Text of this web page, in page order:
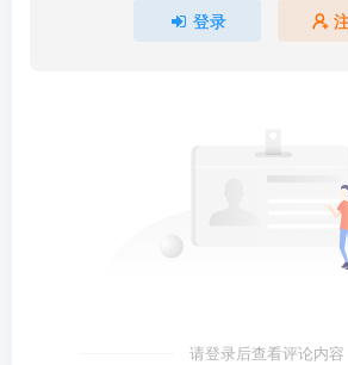
登录
请登录后查看评论内容